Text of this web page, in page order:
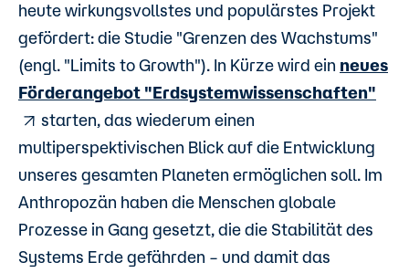
heute wirkungsvollstes und populärstes Projekt
gefördert: die Studie "Grenzen des Wachstums"
(engl. "Limits to Growth"). In Kürze wird ein neues
Förderangebot "Erdsystemwissenschaften"
starten, das wiederum einen
multiperspektivischen Blick auf die Entwicklung
unseres gesamten Planeten ermöglichen soll. Im
Anthropozän haben die Menschen globale
Prozesse in Gang gesetzt, die die Stabilität des
Systems Erde gefährden – und damit das